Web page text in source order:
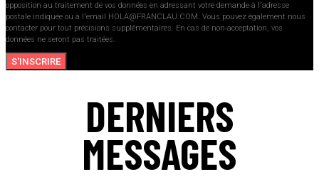
opposition au traitement de vos données en adressant votre demande à l'adresse
postale indiquée ou à l'email HOLA@FRANCLAU.COM. Vous pouvez également nous
contacter pour tout précisions supplémentaires. En cas de non-acceptation, vos
données ne seront pas traitées.
S'INSCRIRE
DERNIERS
MESSAGES